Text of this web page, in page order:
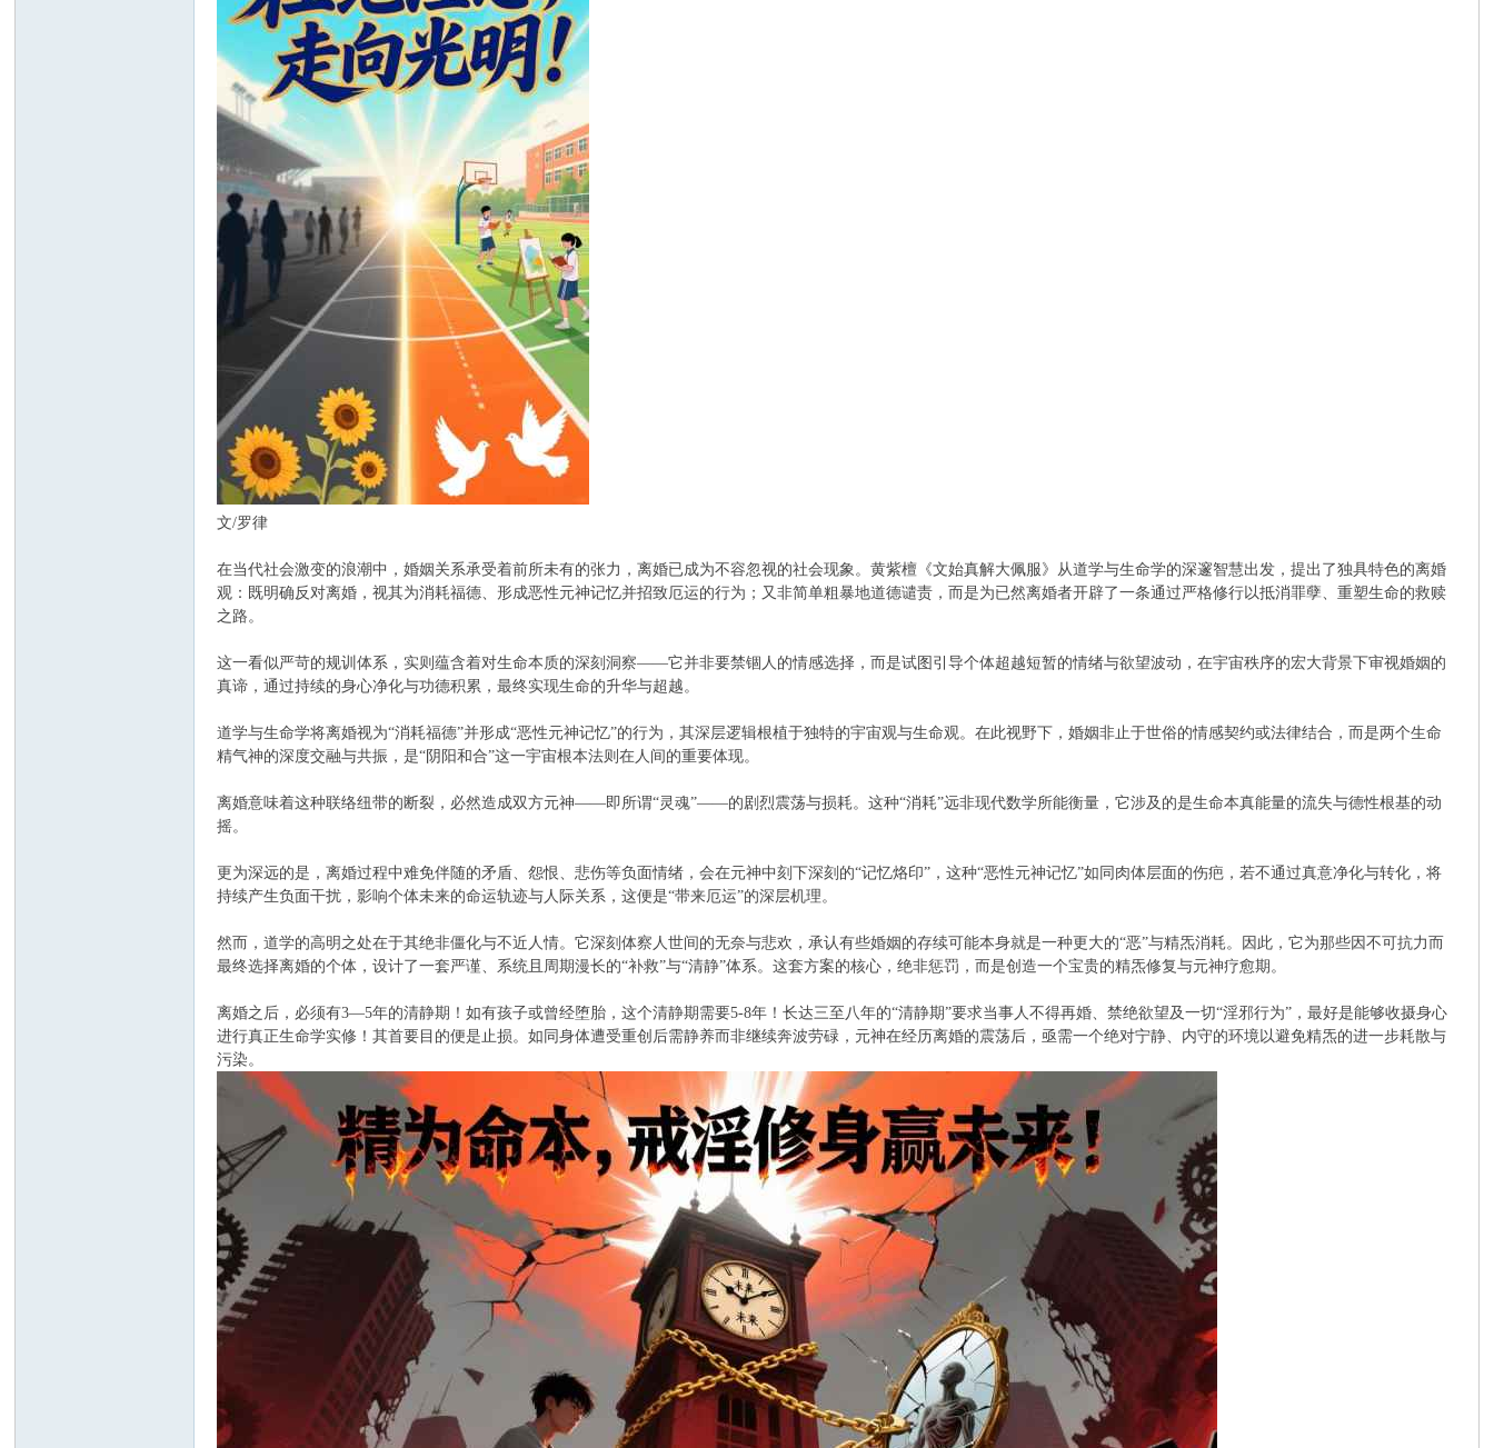
文/罗律
在当代社会激变的浪潮中，婚姻关系承受着前所未有的张力，离婚已成为不容忽视的社会现象。黄紫檀《文始真解大佩服》从道学与生命学的深邃智慧出发，提出了独具特色的离婚
观：既明确反对离婚，视其为消耗福德、形成恶性元神记忆并招致厄运的行为；又非简单粗暴地道德谴责，而是为已然离婚者开辟了一条通过严格修行以抵消罪孽、重塑生命的救赎
之路。
这一看似严苛的规训体系，实则蕴含着对生命本质的深刻洞察——它并非要禁锢人的情感选择，而是试图引导个体超越短暂的情绪与欲望波动，在宇宙秩序的宏大背景下审视婚姻的
真谛，通过持续的身心净化与功德积累，最终实现生命的升华与超越。
道学与生命学将离婚视为“消耗福德”并形成“恶性元神记忆”的行为，其深层逻辑根植于独特的宇宙观与生命观。在此视野下，婚姻非止于世俗的情感契约或法律结合，而是两个生命
精气神的深度交融与共振，是“阴阳和合”这一宇宙根本法则在人间的重要体现。
离婚意味着这种联络纽带的断裂，必然造成双方元神——即所谓“灵魂”——的剧烈震荡与损耗。这种“消耗”远非现代数学所能衡量，它涉及的是生命本真能量的流失与德性根基的动
摇。
更为深远的是，离婚过程中难免伴随的矛盾、怨恨、悲伤等负面情绪，会在元神中刻下深刻的“记忆烙印”，这种“恶性元神记忆”如同肉体层面的伤疤，若不通过真意净化与转化，将
持续产生负面干扰，影响个体未来的命运轨迹与人际关系，这便是“带来厄运”的深层机理。
然而，道学的高明之处在于其绝非僵化与不近人情。它深刻体察人世间的无奈与悲欢，承认有些婚姻的存续可能本身就是一种更大的“恶”与精炁消耗。因此，它为那些因不可抗力而
最终选择离婚的个体，设计了一套严谨、系统且周期漫长的“补救”与“清静”体系。这套方案的核心，绝非惩罚，而是创造一个宝贵的精炁修复与元神疗愈期。
离婚之后，必须有3—5年的清静期！如有孩子或曾经堕胎，这个清静期需要5-8年！长达三至八年的“清静期”要求当事人不得再婚、禁绝欲望及一切“淫邪行为”，最好是能够收摄身心
进行真正生命学实修！其首要目的便是止损。如同身体遭受重创后需静养而非继续奔波劳碌，元神在经历离婚的震荡后，亟需一个绝对宁静、内守的环境以避免精炁的进一步耗散与
污染。